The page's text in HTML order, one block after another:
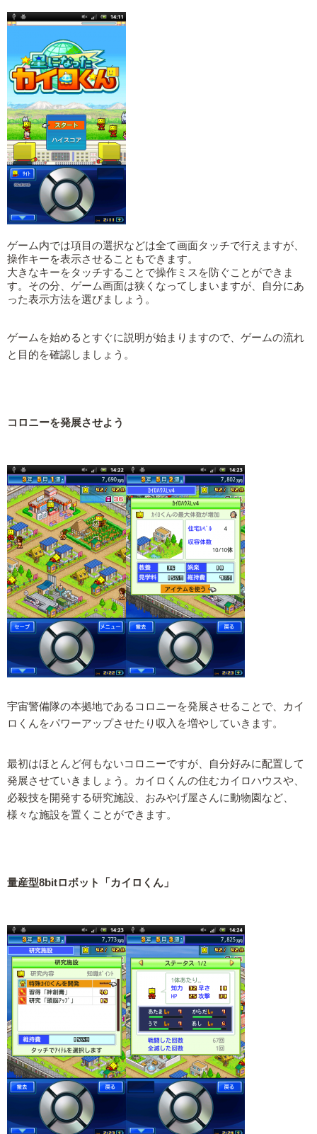
ゲーム内では項目の選択などは全て画面タッチで行えますが、
操作キーを表示させることもできます。
大きなキーをタッチすることで操作ミスを防ぐことができま
す。その分、ゲーム画面は狭くなってしまいますが、自分にあ
った表示方法を選びましょう。
ゲームを始めるとすぐに説明が始まりますので、ゲームの流れ
と目的を確認しましょう。
コロニーを発展させよう
宇宙警備隊の本拠地であるコロニーを発展させることで、カイ
ロくんをパワーアップさせたり収入を増やしていきます。
最初はほとんど何もないコロニーですが、自分好みに配置して
発展させていきましょう。カイロくんの住むカイロハウスや、
必殺技を開発する研究施設、おみやげ屋さんに動物園など、
様々な施設を置くことができます。
量産型8bitロボット「カイロくん」